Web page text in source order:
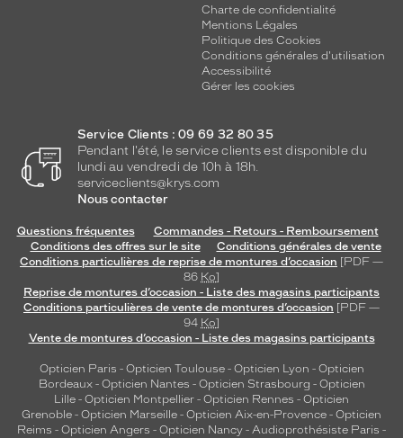
Charte de confidentialité
Mentions Légales
Politique des Cookies
Conditions générales d'utilisation
Accessibilité
Gérer les cookies
Service Clients : 09 69 32 80 35
Pendant l'été, le service clients est disponible du
lundi au vendredi de 10h à 18h.
serviceclients@krys.com
Nous contacter
Questions fréquentes
Commandes - Retours - Remboursement
Conditions des offres sur le site
Conditions générales de vente
Conditions particulières de reprise de montures d’occasion [PDF —
86 Ko]
Reprise de montures d’occasion - Liste des magasins participants
Conditions particulières de vente de montures d’occasion [PDF —
94 Ko]
Vente de montures d’occasion - Liste des magasins participants
Opticien Paris - Opticien Toulouse- Opticien Lyon - Opticien
Bordeaux- Opticien Nantes - Opticien Strasbourg - Opticien
Lille - Opticien Montpellier - Opticien Rennes - Opticien
Grenoble - Opticien Marseille - Opticien Aix-en-Provence - Opticien
Reims - Opticien Angers - Opticien Nancy - Audioprothésiste Paris -